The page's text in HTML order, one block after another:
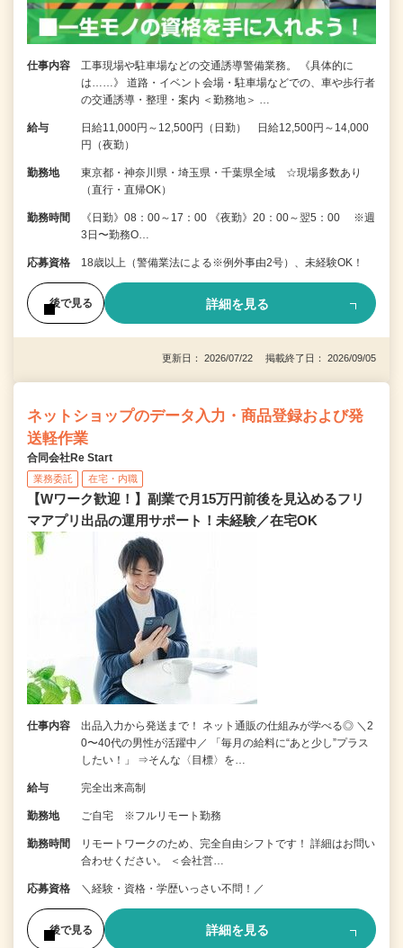
仕事内容
工事現場や駐車場などの交通誘導警備業務。 《具体的に
は……》 道路・イベント会場・駐車場などでの、車や歩行者
の交通誘導・整理・案内 ＜勤務地＞ …
給与
日給11,000円～12,500円（日勤） 日給12,500円～14,000
円（夜勤）
勤務地
東京都・神奈川県・埼玉県・千葉県全域 ☆現場多数あり
（直行・直帰OK）
勤務時間
《日勤》08：00～17：00 《夜勤》20：00～翌5：00 ※週
3日〜勤務O…
応募資格 18歳以上（警備業法による※例外事由2号）、未経験OK！
後で見る 詳細を見る
更新日： 2026/07/22 掲載終了日： 2026/09/05
ネットショップのデータ入力・商品登録および発
送軽作業
合同会社Re Start
業務委託 在宅・内職
【Wワーク歓迎！】副業で月15万円前後を見込めるフリ
マアプリ出品の運用サポート！未経験／在宅OK
仕事内容
出品入力から発送まで！ ネット通販の仕組みが学べる◎ ＼2
0〜40代の男性が活躍中／ 「毎月の給料に“あと少し”プラス
したい！」 ⇒そんな〈目標〉を…
給与 完全出来高制
勤務地 ご自宅 ※フルリモート勤務
勤務時間
リモートワークのため、完全自由シフトです！ 詳細はお問い
合わせください。 ＜会社営…
応募資格 ＼経験・資格・学歴いっさい不問！／
後で見る 詳細を見る